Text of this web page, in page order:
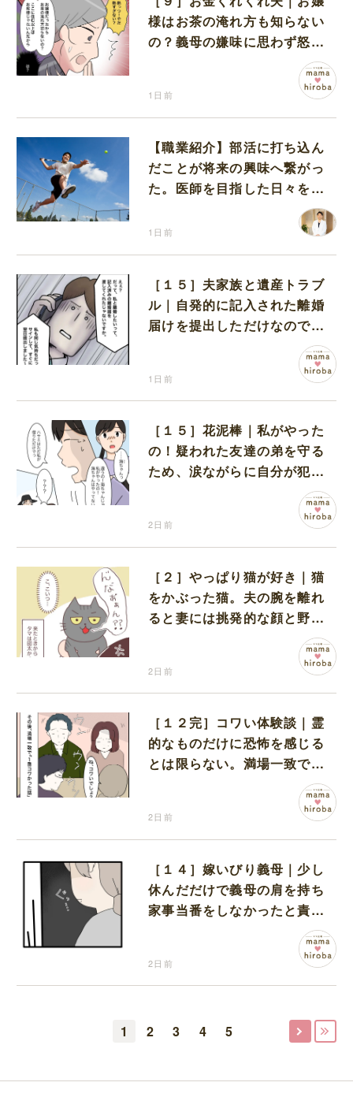
様はお茶の淹れ方も知らない
の？義母の嫌味に思わず怒り
1日前
【職業紹介】部活に打ち込ん
だことが将来の興味へ繋がっ
た。医師を目指した日々を振
1日前
［１５］夫家族と遺産トラブ
ル｜自発的に記入された離婚
届けを提出しただけなので、
1日前
［１５］花泥棒｜私がやった
の！疑われた友達の弟を守る
ため、涙ながらに自分が犯人
2日前
［２］やっぱり猫が好き｜猫
をかぶった猫。夫の腕を離れ
ると妻には挑発的な顔と野太
2日前
［１２完］コワい体験談｜霊
的なものだけに恐怖を感じる
とは限らない。満場一致でコ
ワいと認定された意外な体験
2日前
［１４］嫁いびり義母｜少し
休んだだけで義母の肩を持ち
家事当番をしなかったと責め
2日前
1 2 3 4 5